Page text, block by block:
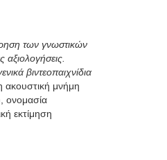
των γνωστικών
βιντεοπαιχνίδια
ακουστική μνήμη
ονομασία
εκτίμηση